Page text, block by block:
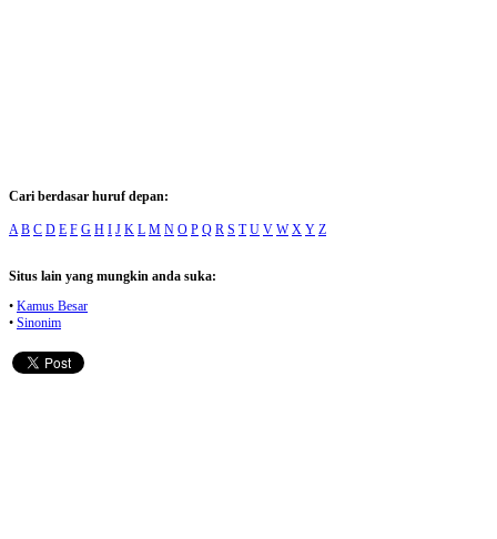
Cari berdasar huruf depan:
A B C D E F G H I J K L M N O P Q R S T U V W X Y Z
Situs lain yang mungkin anda suka:
• Kamus Besar
• Sinonim